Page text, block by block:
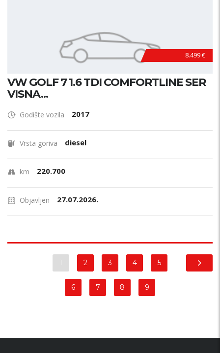
8.499 €
VW GOLF 7 1.6 TDI COMFORTLINE SER
VISNA...
Godište vozila 2017
Vrsta goriva diesel
km 220.700
Objavljen 27.07.2026.
1 2 3 4 5
6 7 8 9